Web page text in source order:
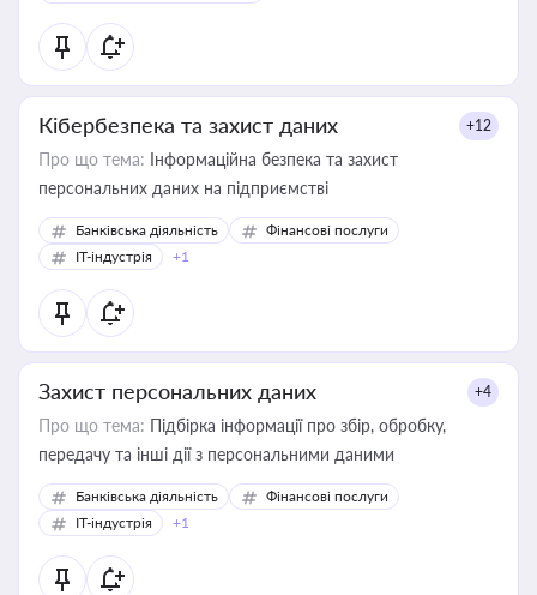
Кібербезпека та захист даних +12
Про що тема: Інформаційна безпека та захист
персональних даних на підприємстві
Банківська діяльність
Фінансові послуги
IT-індустрія
+1
Захист персональних даних +4
Про що тема: Підбірка інформації про збір, обробку,
передачу та інші дії з персональними даними
Банківська діяльність
Фінансові послуги
IT-індустрія
+1